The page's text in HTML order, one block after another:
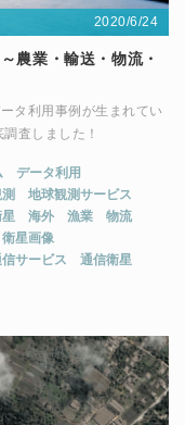
2020/6/24
農業・輸送・物流・
タ利用事例が生まれてい
査しました！
データ利用
地球観測サービス
海外 漁業
物流
衛星画像
サービス 通信衛星